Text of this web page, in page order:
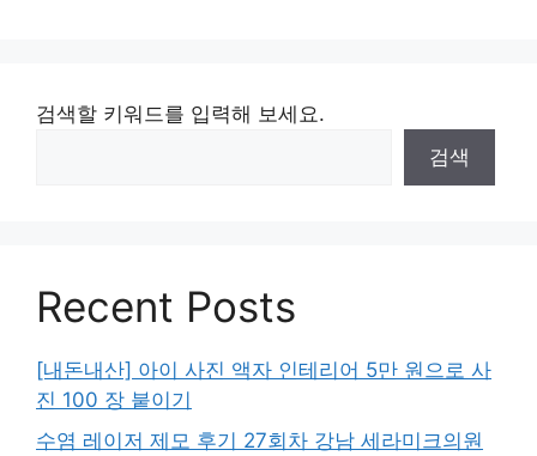
검색할 키워드를 입력해 보세요.
검색
Recent Posts
[내돈내산] 아이 사진 액자 인테리어 5만 원으로 사
진 100 장 붙이기
수염 레이저 제모 후기 27회차 강남 세라미크의원